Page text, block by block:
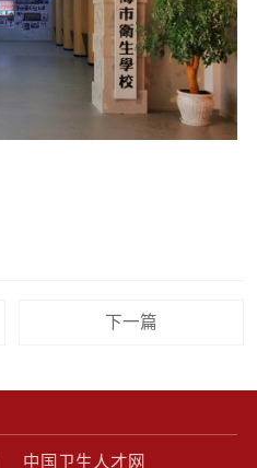
下一篇
中国卫生人才网